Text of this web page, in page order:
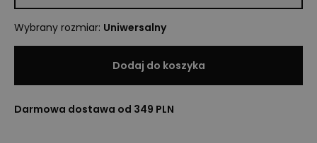
Wybrany rozmiar: Uniwersalny
Dodaj do koszyka
Darmowa dostawa od 349 PLN